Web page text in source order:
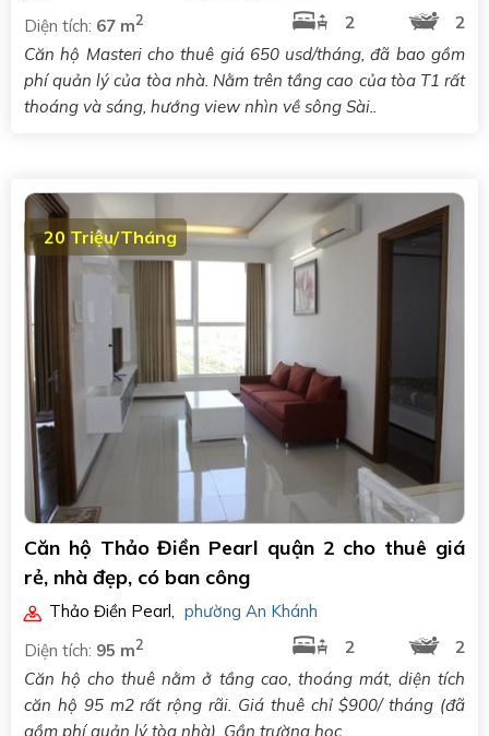
Diện tích: 67 m2 2
2
Căn hộ Masteri cho thuê giá 650 usd/tháng, đã bao gồm
phí quản lý của tòa nhà. Nằm trên tầng cao của tòa T1 rất
thoáng và sáng, hướng view nhìn về sông Sài..
20 Triệu/Tháng
Căn hộ Thảo Điền Pearl quận 2 cho thuê giá
rẻ, nhà đẹp, có ban công
Thảo Điền Pearl
phường An Khánh
Diện tích: 95 m2 2
2
Căn hộ cho thuê nằm ở tầng cao, thoáng mát, diện tích
căn hộ 95 m2 rất rộng rãi. Giá thuê chỉ $900/ tháng (đã
gồm phí quản lý tòa nhà). Gần trường học..